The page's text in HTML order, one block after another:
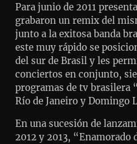
Para junio de 2011
grabaron un remix del
junto a la exitosa banda
este muy rápido se
del sur de Brasil y les
conciertos en conjunto,
programas de tv brasilera
Río de Janeiro y Domingo
En una sucesión de
2012 y 2013, “Enamorado